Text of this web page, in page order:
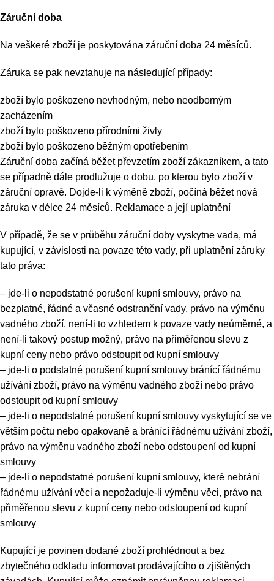
Záruční doba
Na veškeré zboží je poskytována záruční doba 24 měsíců.
Záruka se pak nevztahuje na následující případy:
zboží bylo poškozeno nevhodným, nebo neodborným
zacházením
zboží bylo poškozeno přírodními živly
zboží bylo poškozeno běžným opotřebením
Záruční doba začíná běžet převzetím zboží zákazníkem, a tato
se případně dále prodlužuje o dobu, po kterou bylo zboží v
záruční opravě. Dojde-li k výměně zboží, počíná běžet nová
záruka v délce 24 měsíců. Reklamace a její uplatnění
V případě, že se v průběhu záruční doby vyskytne vada, má
kupující, v závislosti na povaze této vady, při uplatnění záruky
tato práva:
– jde-li o nepodstatné porušení kupní smlouvy, právo na
bezplatné, řádné a včasné odstranění vady, právo na výměnu
vadného zboží, není-li to vzhledem k povaze vady neúměrné, a
není-li takový postup možný, právo na přiměřenou slevu z
kupní ceny nebo právo odstoupit od kupní smlouvy
– jde-li o podstatné porušení kupní smlouvy bránící řádnému
užívání zboží, právo na výměnu vadného zboží nebo právo
odstoupit od kupní smlouvy
– jde-li o nepodstatné porušení kupní smlouvy vyskytující se ve
větším počtu nebo opakovaně a bránící řádnému užívání zboží,
právo na výměnu vadného zboží nebo odstoupení od kupní
smlouvy
– jde-li o nepodstatné porušení kupní smlouvy, které nebrání
řádnému užívání věci a nepožaduje-li výměnu věci, právo na
přiměřenou slevu z kupní ceny nebo odstoupení od kupní
smlouvy
Kupující je povinen dodané zboží prohlédnout a bez
zbytečného odkladu informovat prodávajícího o zjištěných